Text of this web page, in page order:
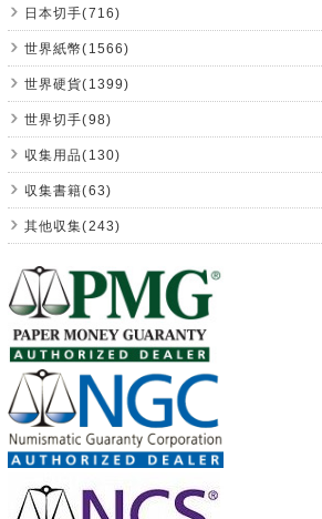
日本切手(716)
世界紙幣(1566)
世界硬貨(1399)
世界切手(98)
収集用品(130)
収集書籍(63)
其他収集(243)